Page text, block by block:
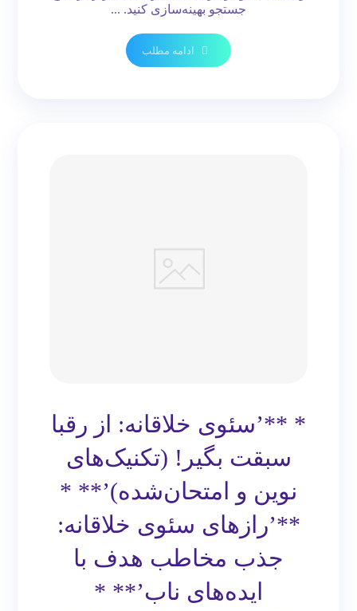
جستجو بهینه‌سازی کنید. ...
ادامه مطلب
* **’سئوی خلاقانه: از رقبا
سبقت بگیر! (تکنیک‌های
نوین و امتحان‌شده)’** *
**’رازهای سئوی خلاقانه:
جذب مخاطب هدف با
ایده‌های ناب’** *